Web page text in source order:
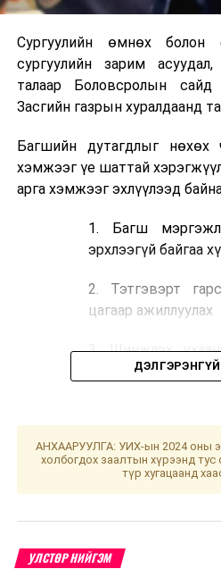
Сургуулийн өмнөх болон
сургуулийн зарим
талаар Боловсролын
Засгийн газрын хуралдаанд
Багшийн дутагдлыг нөхөх
хэмжээг үе шаттай
арга хэмжээг эхлүүлээд
1. Багш
эрхлээгүй байгаа
2. Тэтгэвэрт
цагаар ажиллуулах
3. Шинжлэх
сургууль
4. Сургалтын
хүрдэггүй
ижил төстэй
ангийн
АНХААРУУЛГА: УИХ-ын 2024 оны
холбогдох заалтын хүрээнд тус
түр хугацаанд
УЛСТӨР НИЙГЭМ